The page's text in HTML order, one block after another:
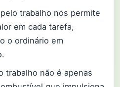
trabalho nos permite
em cada tarefa,
o ordinário em
trabalho não é apenas